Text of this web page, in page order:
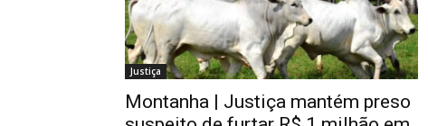
Justiça
Montanha | Justiça mantém preso